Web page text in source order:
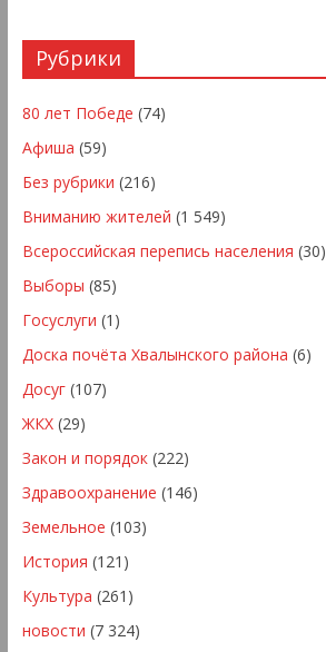
Рубрики
80 лет Победе (74)
Афиша (59)
Без рубрики (216)
Вниманию жителей (1 549)
Всероссийская перепись населения (30)
Выборы (85)
Госуслуги (1)
Доска почёта Хвалынского района (6)
Досуг(107)
ЖКХ(29)
Закон и порядок(222)
Здравоохранение (146)
Земельное (103)
История (121)
Культура (261)
новости (7 324)